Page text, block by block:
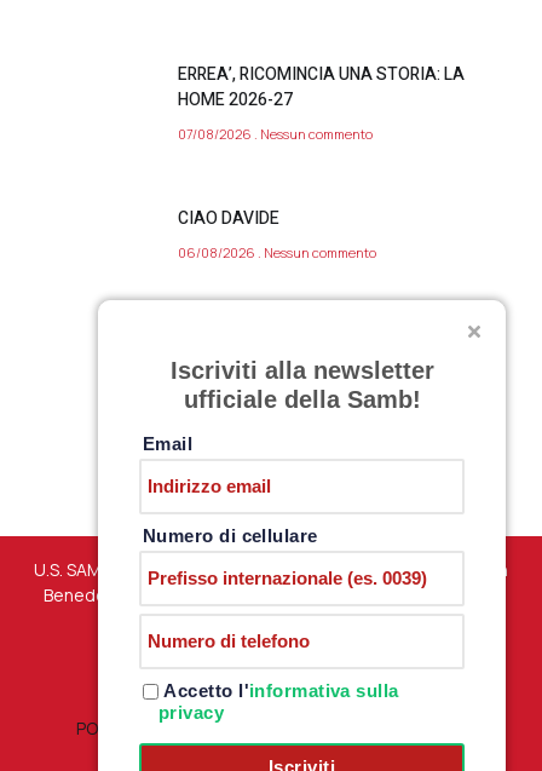
ERREA’, RICOMINCIA UNA STORIA: LA
HOME 2026-27
07/08/2026 Nessun commento
CIAO DAVIDE
06/08/2026 Nessun commento
VARIAZIONE APERTURA SAMB STORE 7
AGOSTO 2026
U.S. SAMBENEDETTESE – Via Martiri di Marzabotto snc – San
Benedetto del Tronto (AP) – P.iva 01198610444 –
POLICY
Iscriviti alla newsletter
ufficiale della Samb!
Email
Numero di cellulare
Accetto l'informativa sulla
privacy
Iscriviti
POLITICA RESI E RIMBORSI